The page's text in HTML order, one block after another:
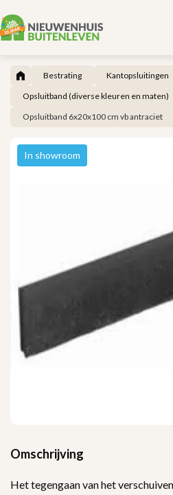
Bestrating
Kantopsluitingen
Opsluitband (diverse kleuren en maten)
Opsluitband 6x20x100 cm vb antraciet
In showroom
Omschrijving
Het tegengaan van het